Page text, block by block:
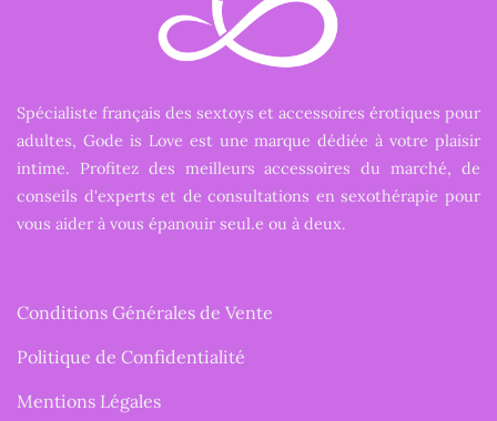
Spécialiste français des sextoys et accessoires érotiques pour
adultes, Gode is Love est une marque dédiée à votre plaisir
intime. Profitez des meilleurs accessoires du marché, de
conseils d'experts et de consultations en sexothérapie pour
vous aider à vous épanouir seul.e ou à deux.
Conditions Générales de Vente
Politique de Confidentialité
Mentions Légales